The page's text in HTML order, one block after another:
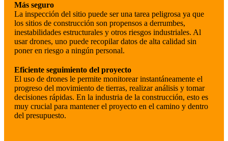
Más seguro
La inspección del sitio puede ser una tarea peligrosa ya que
los sitios de construcción son propensos a derrumbes,
inestabilidades estructurales y otros riesgos industriales. Al
usar drones, uno puede recopilar datos de alta calidad sin
poner en riesgo a ningún personal.
Eficiente seguimiento del proyecto
El uso de drones le permite monitorear instantáneamente el
progreso del movimiento de tierras, realizar análisis y tomar
decisiones rápidas. En la industria de la construcción, esto es
muy crucial para mantener el proyecto en el camino y dentro
del presupuesto.